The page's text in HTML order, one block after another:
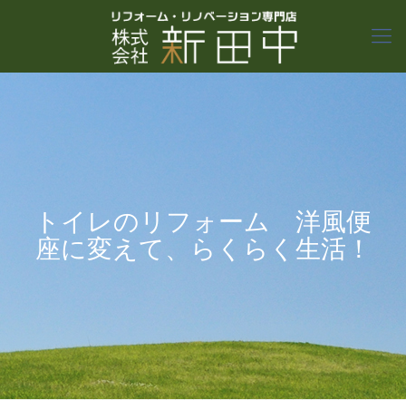
トイレのリフォーム 洋風便
座に変えて、らくらく生活！